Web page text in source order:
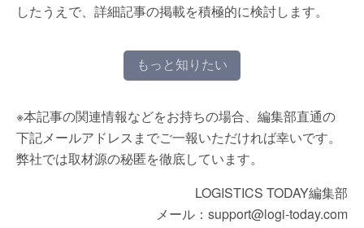
したうえで、詳細記事の掲載を積極的に検討します。
もっと知りたい
※本記事の関連情報などをお持ちの場合、編集部直通の
下記メールアドレスまでご一報いただければ幸いです。
弊社では取材源の秘匿を徹底しています。
LOGISTICS TODAY編集部
メール：support@logi-today.com